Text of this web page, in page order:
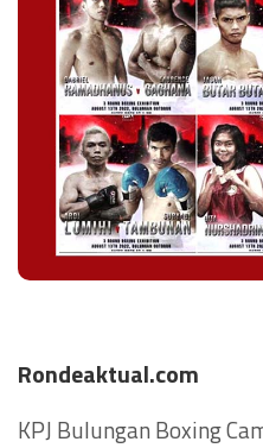
Rondeaktual.com
KPJ Bulungan Boxing